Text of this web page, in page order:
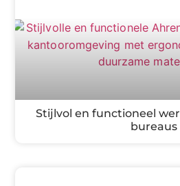
Stijlvol en functioneel
bureaus